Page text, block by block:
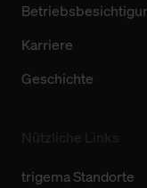
Karriere
Geschichte
trigema Standorte